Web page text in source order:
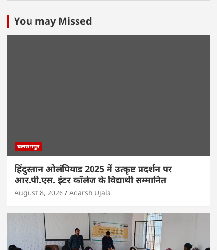
You may Missed
बलरामपुर
हिंदुस्तान ओलंपियाड 2025 में उत्कृष्ट प्रदर्शन पर
आर.पी.एस. इंटर कॉलेज के विद्यार्थी सम्मानित
August 8, 2026 Adarsh Ujala